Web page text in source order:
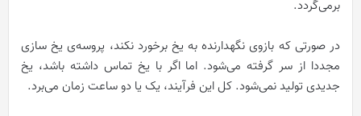
برمی‌گردد.
در صورتی که بازوی نگهدارنده به یخ برخورد نکند، پروسه‌ی یخ سازی
مجددا از سر گرفته می‌شود. اما اگر با یخ تماس داشته باشد، یخ
جدیدی تولید نمی‌شود. کل این فرآیند، یک یا دو ساعت زمان می‌برد.